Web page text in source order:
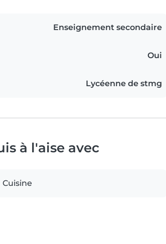
Enseignement secondaire
Oui
Lycéenne de stmg
à l'aise avec
Cuisine